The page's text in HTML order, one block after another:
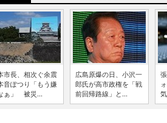
市長、相次ぐ余震
音ぽつり「もう嫌
ぁ」 被災...
広島原爆の日、小沢一
郎氏が高市政権を「戦
前回帰路線」と...